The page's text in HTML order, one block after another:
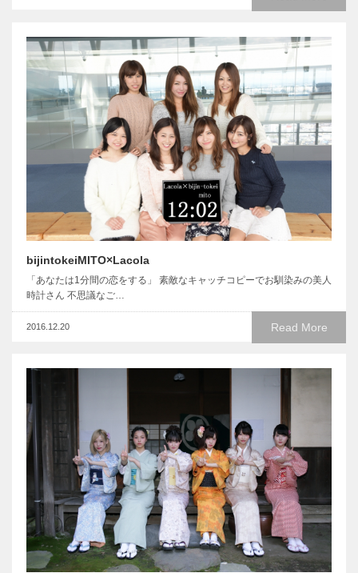
bijintokeiMITO×Lacola
「あなたは1分間の恋をする」 素敵なキャッチコピーでお馴染みの美人
時計さん 不思議なご…
Read More
2016.12.20